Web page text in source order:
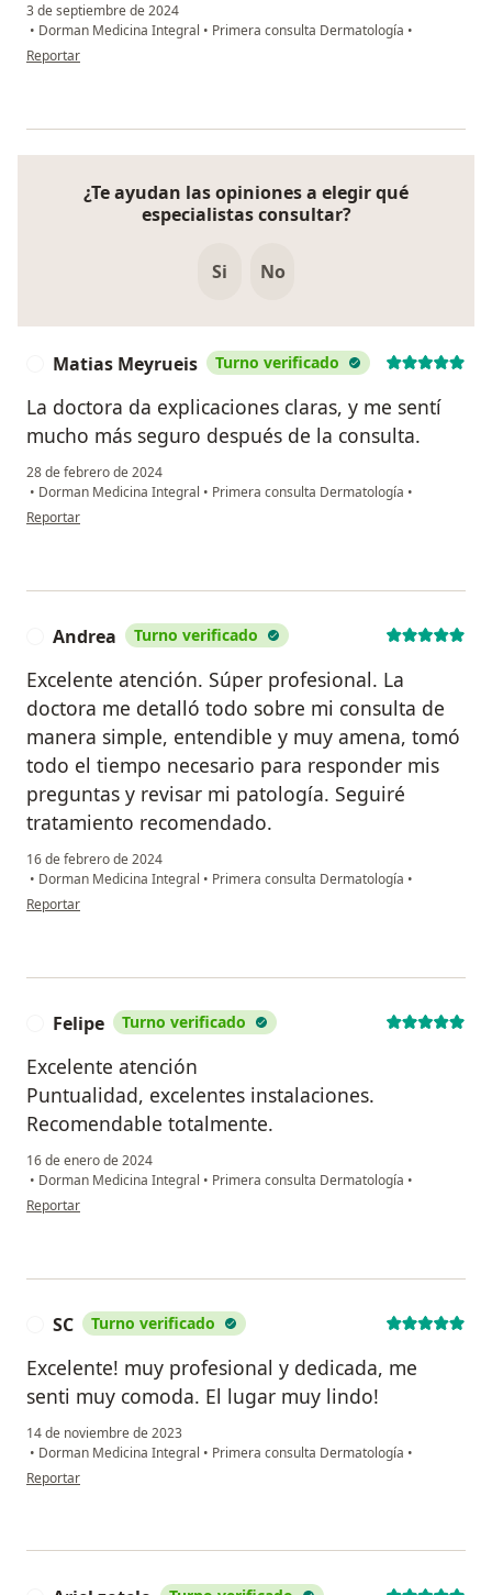
3 de septiembre de 2024
• Dorman Medicina Integral • Primera consulta Dermatología •
en opinión del usuario Gabriel Rodriguez
Reportar
¿Te ayudan las opiniones a elegir qué
especialistas consultar?
Si No
Matias Meyrueis Turno verificado
La doctora da explicaciones claras, y me sentí
mucho más seguro después de la consulta.
28 de febrero de 2024
• Dorman Medicina Integral • Primera consulta Dermatología •
en opinión del usuario Matias Meyrueis
Reportar
Andrea Turno verificado
Excelente atención. Súper profesional. La
doctora me detalló todo sobre mi consulta de
manera simple, entendible y muy amena, tomó
todo el tiempo necesario para responder mis
preguntas y revisar mi patología. Seguiré
tratamiento recomendado.
16 de febrero de 2024
• Dorman Medicina Integral • Primera consulta Dermatología •
en opinión del usuario Andrea
Reportar
Felipe Turno verificado
Excelente atención
Puntualidad, excelentes instalaciones.
Recomendable totalmente.
16 de enero de 2024
• Dorman Medicina Integral • Primera consulta Dermatología •
en opinión del usuario Felipe
Reportar
SC Turno verificado
Excelente! muy profesional y dedicada, me
senti muy comoda. El lugar muy lindo!
14 de noviembre de 2023
• Dorman Medicina Integral • Primera consulta Dermatología •
en opinión del usuario SC
Reportar